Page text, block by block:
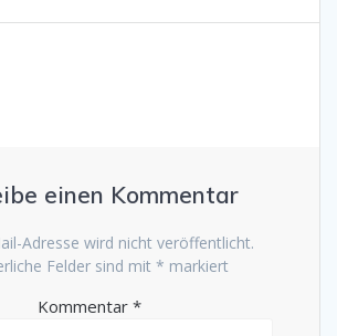
einen Kommentar
Adresse wird nicht veröffentlicht.
Felder sind mit * markiert
Kommentar *